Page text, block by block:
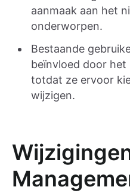
aanmaak aan het
onderworpen.
Bestaande
beïnvloed door
totdat ze ervoor
wijzigen.